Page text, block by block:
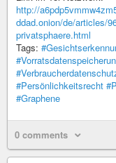
http://
ddad.onion/de/articles/
privatsphaere.html
Tags:
#Persönlichkeitsrecht
#Graphene
0 comments